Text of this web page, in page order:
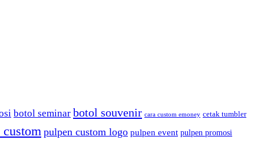
botol seminar botol souvenir cara custom emoney cetak tumbler
pulpen custom logo pulpen event pulpen promosi